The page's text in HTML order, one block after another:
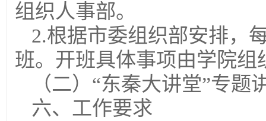
组织人事部。
2.根据市委组织部安排，
班。开班具体事项由学院组
（二）“东秦大讲堂”专
六、工作要求